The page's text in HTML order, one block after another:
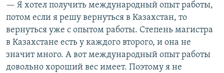
— Я хотел получить международный опыт работы,
потом если я решу вернуться в Казахстан, то
вернуться уже с опытом работы. Степень магистра
в Казахстане есть у каждого второго, и она не
значит много. А вот международный опыт работы
довольно хороший вес имеет. Поэтому я не